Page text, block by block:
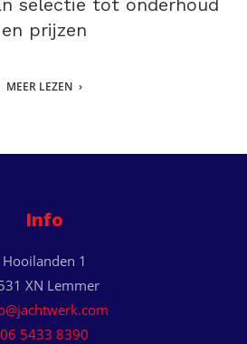
selectie tot onderhoud
en prijzen
MEER LEZEN
Info
Hooilanden 1
XN Lemmer
06 5433 8390